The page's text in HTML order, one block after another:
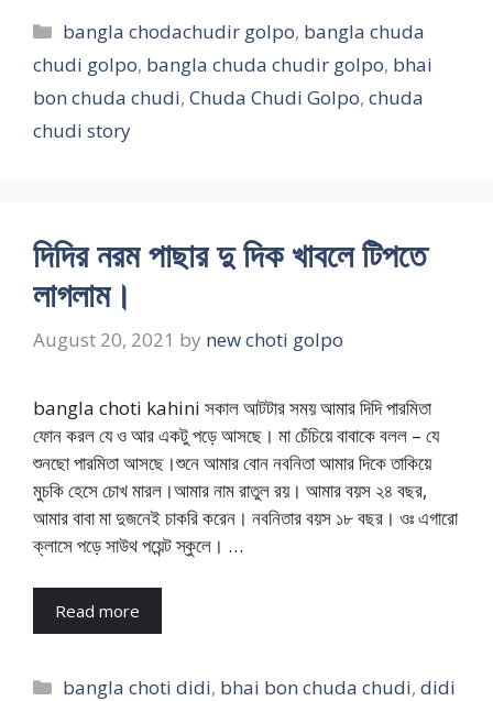
Categories
bangla chodachudir golpo, bangla chuda
chudi golpo, bangla chuda chudir golpo, bhai
bon chuda chudi, Chuda Chudi Golpo, chuda
chudi story
দিদির নরম পাছার দু দিক খাবলে টিপতে
লাগলাম।
August 20, 2021 by new choti golpo
bangla choti kahini সকাল আটটার সময় আমার দিদি পারমিতা
ফোন করল যে ও আর একটু পড়ে আসছে। মা চেঁচিয়ে বাবাকে বলল – যে
শুনছো পারমিতা আসছে।শুনে আমার বোন নবনিতা আমার দিকে তাকিয়ে
মুচকি হেসে চোখ মারল।আমার নাম রাতুল রয়। আমার বয়স ২৪ বছর,
আমার বাবা মা দুজনেই চাকরি করেন। নবনিতার বয়স ১৮ বছর। ওঃ এগারো
ক্লাসে পড়ে সাউথ পয়েন্ট স্কুলে। …
Read more
Categories
bangla choti didi, bhai bon chuda chudi,didi